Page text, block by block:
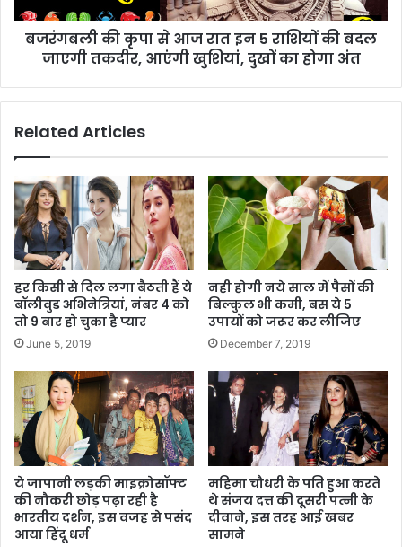
बजरंगबली की कृपा से आज रात इन 5 राशियों की बदल
जाएगी तकदीर, आएंगी खुशियां, दुखों का होगा अंत
Related Articles
हर किसी से दिल लगा बैठती हैं ये
बॉलीवुड अभिनेत्रियां, नंबर 4 को
तो 9 बार हो चुका है प्यार
June 5, 2019
नही होगी नये साल में पैसों की
बिल्कुल भी कमी, बस ये 5
उपायों को जरूर कर लीजिए
December 7, 2019
ये जापानी लड़की माइक्रोसॉफ्ट
की नौकरी छोड़ पढ़ा रही है
भारतीय दर्शन, इस वजह से पसंद
आया हिंदू धर्म
महिमा चौधरी के पति हुआ करते
थे संजय दत्त की दूसरी पत्नी के
दीवाने, इस तरह आई खबर
सामने